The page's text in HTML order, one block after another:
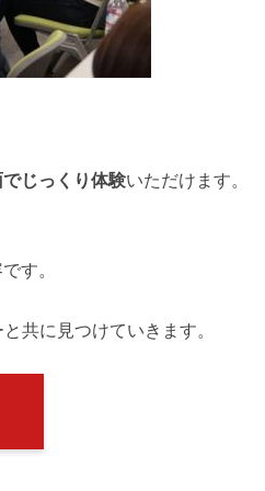
じっくり体験いただけます。
す。
共に見つけていきます。